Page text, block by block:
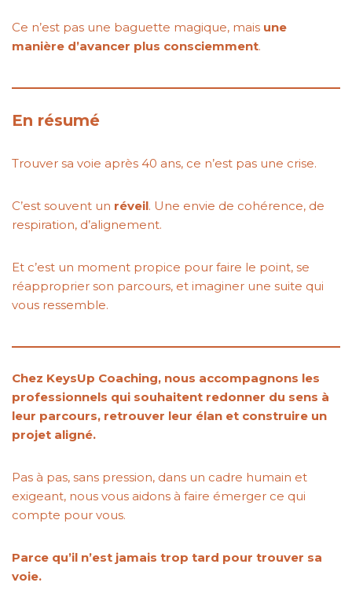
Ce n’est pas une baguette magique, mais une
manière d’avancer plus consciemment.
En résumé
Trouver sa voie après 40 ans, ce n’est pas une crise.
C’est souvent un réveil. Une envie de cohérence, de
respiration, d’alignement.
Et c’est un moment propice pour faire le point, se
réapproprier son parcours, et imaginer une suite qui
vous ressemble.
Chez KeysUp Coaching, nous accompagnons les
professionnels qui souhaitent redonner du sens à
leur parcours, retrouver leur élan et construire un
projet aligné.
Pas à pas, sans pression, dans un cadre humain et
exigeant, nous vous aidons à faire émerger ce qui
compte pour vous.
Parce qu’il n’est jamais trop tard pour trouver sa
voie.